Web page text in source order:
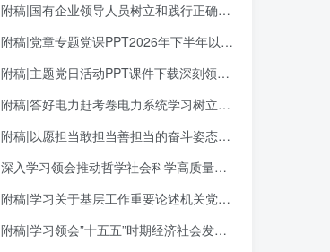
附稿|国有企业领导人员树立和践行正确政绩观的内涵与实践路径学习教育党课ppt
附稿|党章专题党课PPT2026年下半年以党章为镜筑牢信仰之基践行使命担当
附稿|主题党日活动PPT课件下载深刻领悟中国共产党为什么能的关键密码
附稿|答好电力赶考卷电力系统学习树立和践行正确政绩观学习教育主题党课ppt模板
附稿|以愿担当敢担当善担当的奋斗姿态创造政绩2026年学习教育专题党课ppt课件
深入学习领会推动哲学社会科学高质量发展“5·17”重要讲话精神宣讲党课ppt模板
附稿|学习关于基层工作重要论述机关党员干部学习教育专题党课PPT下载
附稿|学习领会”十五五”时期经济社会发展的指导思想重大原则和根本保证基层党课宣讲PPT下载